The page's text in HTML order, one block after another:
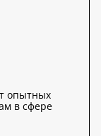
опытных
в сфере